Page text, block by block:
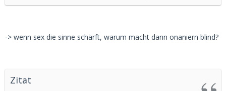
-> wenn sex die sinne schärft, warum macht dann onaniern blind?
Zitat